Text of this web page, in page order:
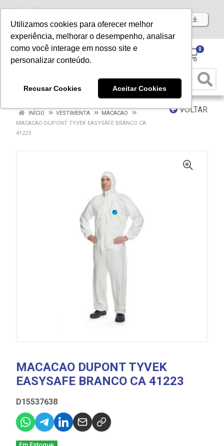
Utilizamos cookies para oferecer melhor
experiência, melhorar o desempenho, analisar
como você interage em nosso site e
personalizar conteúdo.
Recusar Cookies Aceitar Cookies
Baixe já nosso APP
0
VOLTAR
INÍCIO VESTIMENTA
MACACAO
MACACAO DUPONT TYVEK EASYSAFE BRANCO CA
41223
MACACAO DUPONT TYVEK
EASYSAFE BRANCO CA 41223
D15537638